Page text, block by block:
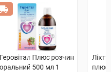
Геровітал Плюс розчин
оральний 500 мл 1
плюс